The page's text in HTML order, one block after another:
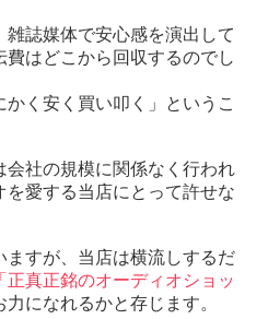
誌媒体で安心感を演出して
はどこから回収するのでし
く安く買い叩く」というこ
会社の規模に関係なく行われ
愛する当店にとって許せな
すが、当店は横流しするだ
「正真正銘のオーディオショッ
になれるかと存じます。